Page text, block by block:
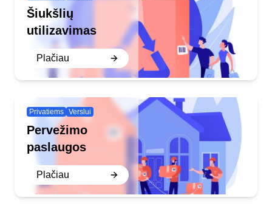
Šiukšlių
utilizavimas
Plačiau
Privatiems Verslui
Pervežimo
paslaugos
Plačiau